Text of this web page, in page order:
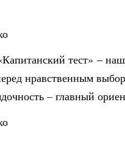
тест» –
нравственным
– главный